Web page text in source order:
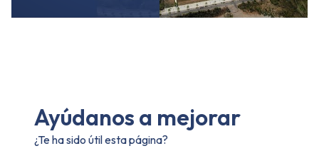
Ayúdanos a mejorar
¿Te ha sido útil esta página?